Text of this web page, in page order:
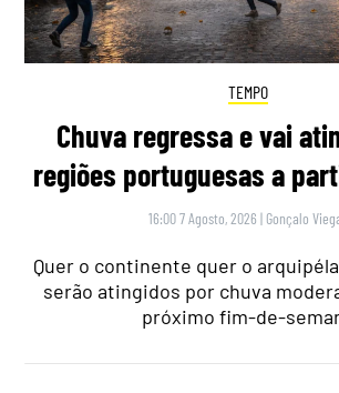
TEMPO
Chuva regressa e vai
regiões portuguesas a
16:00 7 Agosto, 2026 | Gonçalo
Quer o continente quer o
serão atingidos por chuva
próximo fim-de-